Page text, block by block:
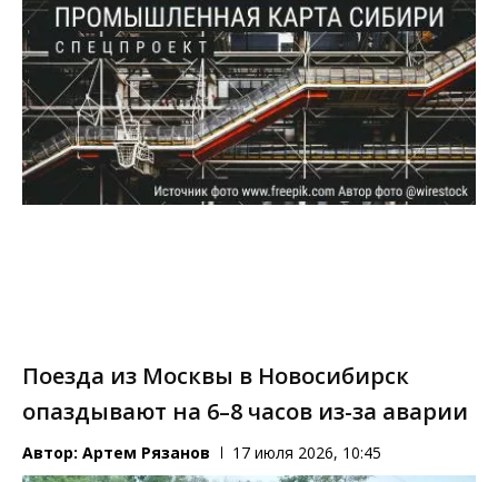
Поезда из Москвы в Новосибирск
опаздывают на 6–8 часов из-за аварии
Автор: Артем Рязанов 17 июля 2026, 10:45